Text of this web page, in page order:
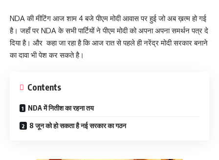
NDA की मीटिंग आज शाम 4 बजे पीएम मोदी आवास पर हुई जो अब ख़त्म हो गई
है। जहाँ पर NDA के सभी पार्टियों ने पीएम मोदी को अपना अपना समर्थन पत्र दे
दिया है। और कहा जा रहा है कि आज रात से पहले ही नरेंद्र मोदी सरकार बनाने
का दावा भी पेश कर सकते है।
Contents
NDA में नितीश का रहना तय
8 जून को हो सकता है नई सरकार का गठन